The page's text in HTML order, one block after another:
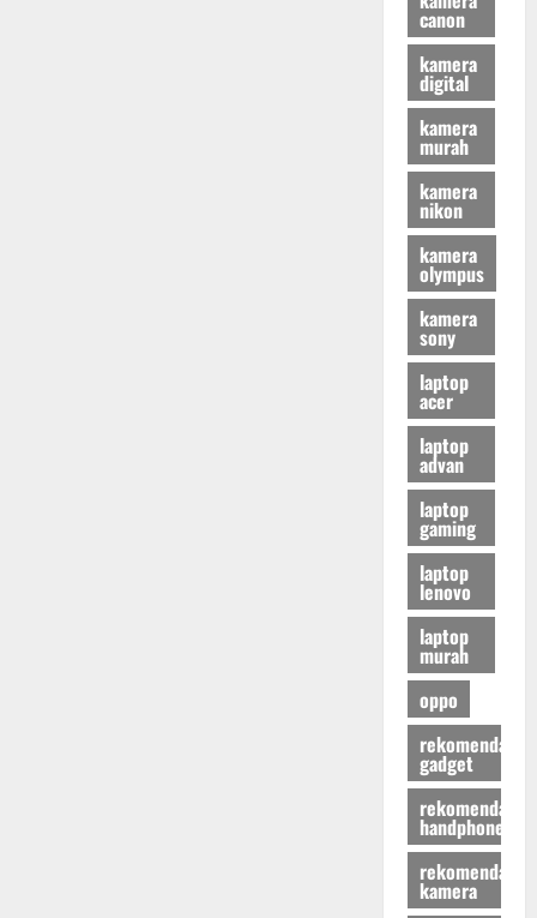
canon
kamera
digital
kamera
murah
kamera
nikon
kamera
olympus
kamera
sony
laptop
acer
laptop
advan
laptop
gaming
laptop
lenovo
laptop
murah
oppo
rekomendasi
gadget
rekomendasi
handphone
rekomendasi
kamera